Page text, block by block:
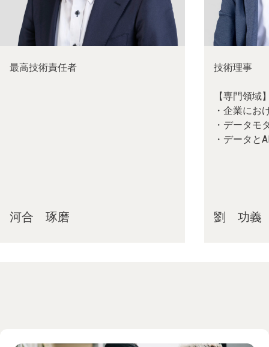
最高技術責任者
河合 琢磨
技術理事
【専門領域
・企業にお
・データモ
・データと
劉 功義